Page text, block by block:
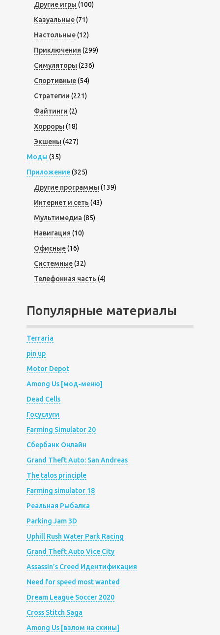
Другие игры (100)
Казуальные(71)
Настольные(12)
Приключения (299)
Симуляторы (236)
Спортивные(54)
Стратегии (221)
Файтинги (2)
Хорроры (18)
Экшены (427)
Моды (35)
Приложение(325)
Другие программы (139)
Интернет и сеть (43)
Мультимедиа (85)
Навигация (10)
Офисные(16)
Системные(32)
Телефонная часть (4)
Популярные материалы
Terraria
pin up
Motor Depot
Among Us [мод-меню]
Dead Cells
Госуслуги
Farming Simulator 20
Сбербанк Онлайн
Grand Theft Auto: San Andreas
The talos principle
Farming simulator 18
Реальная Рыбалка
Parking Jam 3D
Uphill Rush Water Park Racing
Grand Theft Auto Vice City
Assassin’s Creed Идентификация
Need for speed most wanted
Dream League Soccer 2020
Cross Stitch Saga
Among Us [взлом на скины]